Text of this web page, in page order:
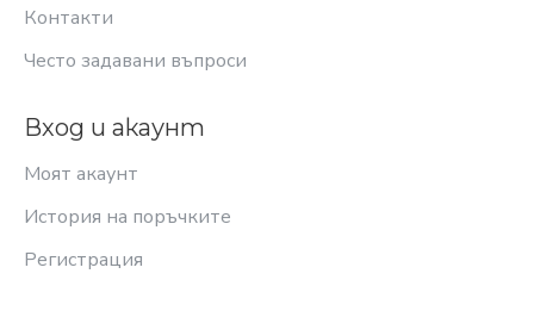
Контакти
Често задавани въпроси
Вход и акаунт
Моят акаунт
История на поръчките
Регистрация